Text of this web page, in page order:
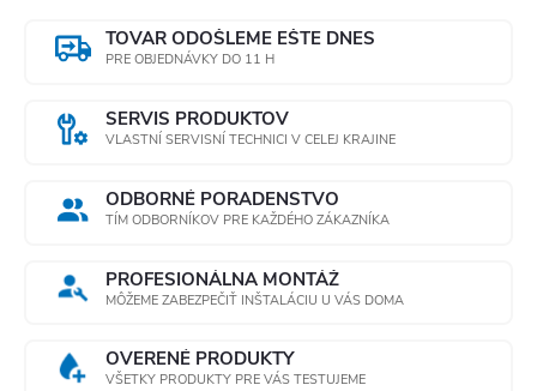
TOVAR ODOŠLEME EŠTE DNES
PRE OBJEDNÁVKY DO 11 H
SERVIS PRODUKTOV
VLASTNÍ SERVISNÍ TECHNICI V CELEJ KRAJINE
ODBORNÉ PORADENSTVO
TÍM ODBORNÍKOV PRE KAŽDÉHO ZÁKAZNÍKA
PROFESIONÁLNA MONTÁŽ
MÔŽEME ZABEZPEČIŤ INŠTALÁCIU U VÁS DOMA
OVERENÉ PRODUKTY
VŠETKY PRODUKTY PRE VÁS TESTUJEME